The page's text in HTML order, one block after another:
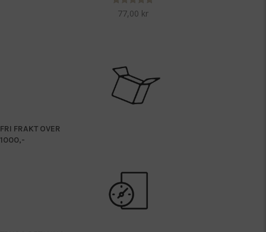
Vurdert
5.00
77,00 kr
FRI FRAKT OVER
1000,-